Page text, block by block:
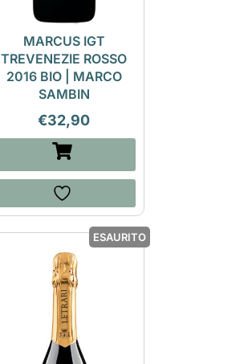
MARCUS IGT
TREVENEZIE ROSSO
2016 BIO | MARCO
SAMBIN
€32,90
ESAURITO